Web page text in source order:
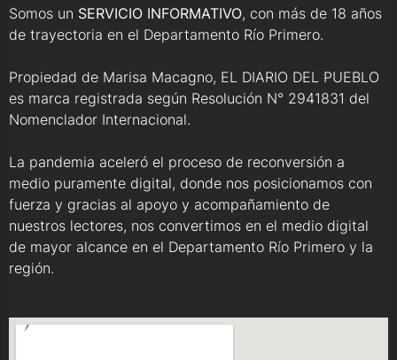
Somos un SERVICIO INFORMATIVO, con más de 18 años
de trayectoria en el Departamento Río Primero.
Propiedad de Marisa Macagno, EL DIARIO DEL PUEBLO
es marca registrada según Resolución N° 2941831 del
Nomenclador Internacional.
La pandemia aceleró el proceso de reconversión a
medio puramente digital, donde nos posicionamos con
fuerza y gracias al apoyo y acompañamiento de
nuestros lectores, nos convertimos en el medio digital
de mayor alcance en el Departamento Río Primero y la
región.